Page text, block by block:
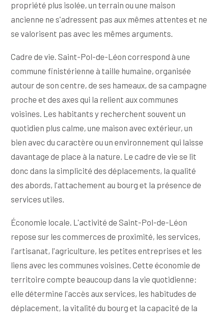
propriété plus isolée, un terrain ou une maison
ancienne ne s'adressent pas aux mêmes attentes et ne
se valorisent pas avec les mêmes arguments.
Cadre de vie. Saint-Pol-de-Léon correspond à une
commune finistérienne à taille humaine, organisée
autour de son centre, de ses hameaux, de sa campagne
proche et des axes qui la relient aux communes
voisines. Les habitants y recherchent souvent un
quotidien plus calme, une maison avec extérieur, un
bien avec du caractère ou un environnement qui laisse
davantage de place à la nature. Le cadre de vie se lit
donc dans la simplicité des déplacements, la qualité
des abords, l'attachement au bourg et la présence de
services utiles.
Économie locale. L'activité de Saint-Pol-de-Léon
repose sur les commerces de proximité, les services,
l'artisanat, l'agriculture, les petites entreprises et les
liens avec les communes voisines. Cette économie de
territoire compte beaucoup dans la vie quotidienne:
elle détermine l'accès aux services, les habitudes de
déplacement, la vitalité du bourg et la capacité de la